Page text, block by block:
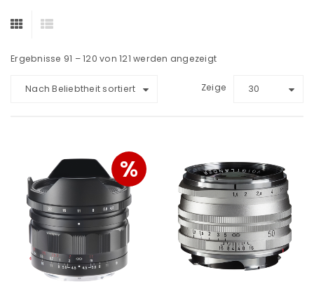
Ergebnisse 91 – 120 von 121 werden angezeigt
Nach Beliebtheit sortiert Zeige 30
%